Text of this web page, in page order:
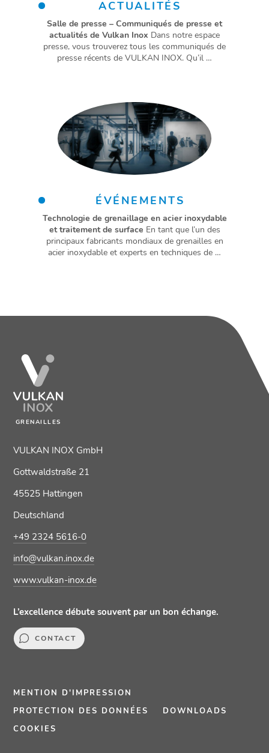
ACTUALITÉS
Salle de presse – Communiqués de presse et
actualités de Vulkan Inox Dans notre espace
presse, vous trouverez tous les communiqués de
presse récents de VULKAN INOX. Qu’il …
ÉVÉNEMENTS
Technologie de grenaillage en acier inoxydable
et traitement de surface En tant que l’un des
principaux fabricants mondiaux de grenailles en
acier inoxydable et experts en techniques de …
GRENAILLES
VULKAN INOX GmbH
Gottwaldstraße 21
45525 Hattingen
Deutschland
+49 2324 5616-0
info@vulkan.inox.de
www.vulkan-inox.de
L’excellence débute souvent par un bon échange.
CONTACT
MENTION D'IMPRESSION
PROTECTION DES DONNÉES
DOWNLOADS
COOKIES